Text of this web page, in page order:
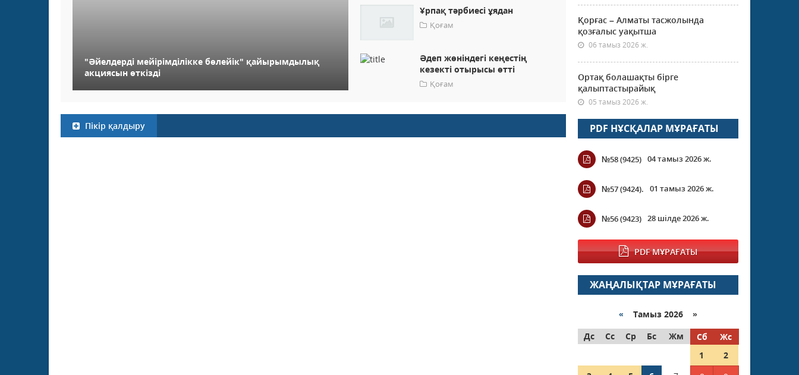
"Әйелдерді мейірімділікке бөлейік" қайырымдылық
акциясын өткізді
Ұрпақ тәрбиесі ұядан
Қоғам
Әдеп жөніндегі кеңестің
кезекті отырысы өтті
Қоғам
Пікір қалдыру
Қорғас – Алматы тасжолында
қозғалыс уақытша
06 тамыз 2026 ж.
Ортақ болашақты бірге
қалыптастырайық
05 тамыз 2026 ж.
PDF НҰСҚАЛАР МҰРАҒАТЫ
№58 (9425) 04 тамыз 2026 ж.
№57 (9424). 01 тамыз 2026 ж.
№56 (9423) 28 шілде 2026 ж.
PDF МҰРАҒАТЫ
ЖАҢАЛЫҚТАР МҰРАҒАТЫ
« Тамыз 2026 »
Дс
Сс Ср Бс Жм Сб
Жс
1
2